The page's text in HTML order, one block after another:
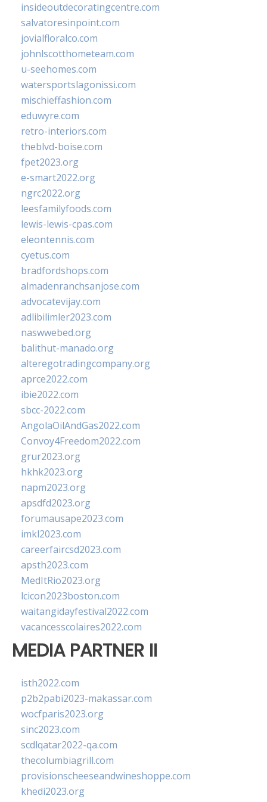
insideoutdecoratingcentre.com
salvatoresinpoint.com
jovialfloralco.com
johnlscotthometeam.com
u-seehomes.com
watersportslagonissi.com
mischieffashion.com
eduwyre.com
retro-interiors.com
theblvd-boise.com
fpet2023.org
e-smart2022.org
ngrc2022.org
leesfamilyfoods.com
lewis-lewis-cpas.com
eleontennis.com
cyetus.com
bradfordshops.com
almadenranchsanjose.com
advocatevijay.com
adlibilimler2023.com
naswwebed.org
balithut-manado.org
alteregotradingcompany.org
aprce2022.com
ibie2022.com
sbcc-2022.com
AngolaOilAndGas2022.com
Convoy4Freedom2022.com
grur2023.org
hkhk2023.org
napm2023.org
apsdfd2023.org
forumausape2023.com
imkl2023.com
careerfaircsd2023.com
apsth2023.com
MedItRio2023.org
lcicon2023boston.com
waitangidayfestival2022.com
vacancesscolaires2022.com
MEDIA PARTNER II
isth2022.com
p2b2pabi2023-makassar.com
wocfparis2023.org
sinc2023.com
scdlqatar2022-qa.com
thecolumbiagrill.com
provisionscheeseandwineshoppe.com
khedi2023.org